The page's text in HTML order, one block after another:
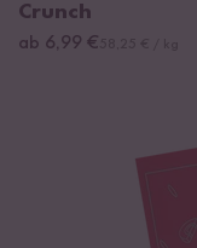
Crunch
ab 6,99 €